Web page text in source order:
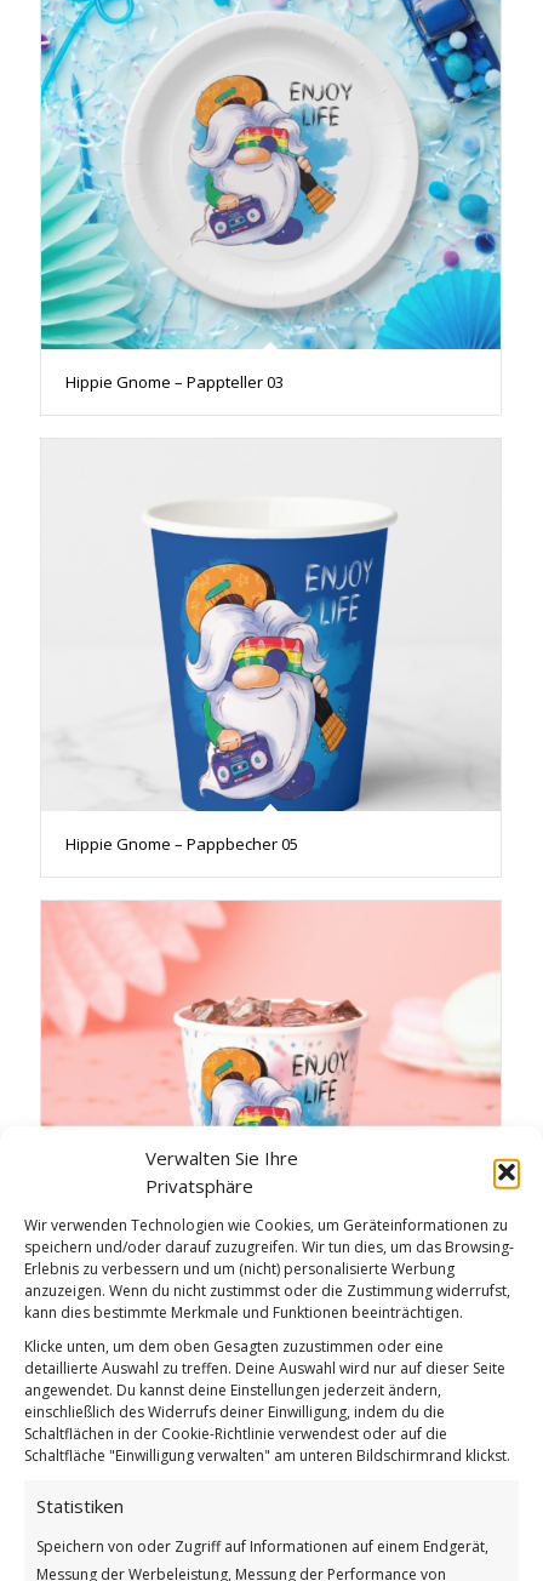
Verwalten Sie Ihre
Privatsphäre
Wir verwenden Technologien wie Cookies, um Geräteinformationen zu
speichern und/oder darauf zuzugreifen. Wir tun dies, um das Browsing-
Erlebnis zu verbessern und um (nicht) personalisierte Werbung
anzuzeigen. Wenn du nicht zustimmst oder die Zustimmung widerrufst,
kann dies bestimmte Merkmale und Funktionen beeinträchtigen.
Klicke unten, um dem oben Gesagten zuzustimmen oder eine
detaillierte Auswahl zu treffen. Deine Auswahl wird nur auf dieser Seite
angewendet. Du kannst deine Einstellungen jederzeit ändern,
einschließlich des Widerrufs deiner Einwilligung, indem du die
Schaltflächen in der Cookie-Richtlinie verwendest oder auf die
Schaltfläche "Einwilligung verwalten" am unteren Bildschirmrand klickst.
Statistiken
Speichern von oder Zugriff auf Informationen auf einem Endgerät,
Messung der Werbeleistung, Messung der Performance von
Hippie Gnome – Pappteller 03
Hippie Gnome – Pappbecher 05
Hippie Gnome – Pappbecher 04